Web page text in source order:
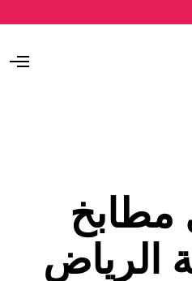
O
مطابخ
الرياض